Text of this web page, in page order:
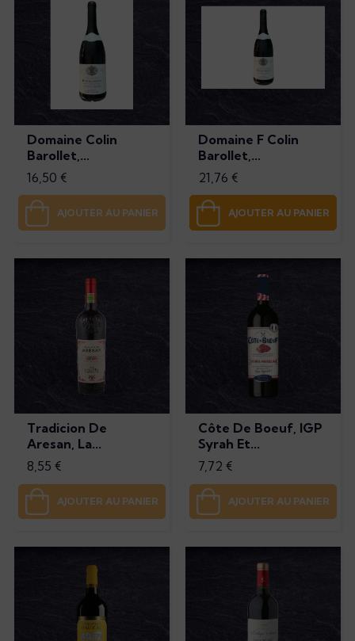
Domaine Colin
Barollet,...
Prix
16,50 €
AJOUTER AU PANIER
Domaine F Colin
Barollet,...
Prix
21,76 €
AJOUTER AU PANIER
Tradicion De
Aresan, La...
Prix
8,55 €
AJOUTER AU PANIER
Côte De Boeuf, IGP
Syrah Et...
Prix
7,72 €
AJOUTER AU PANIER